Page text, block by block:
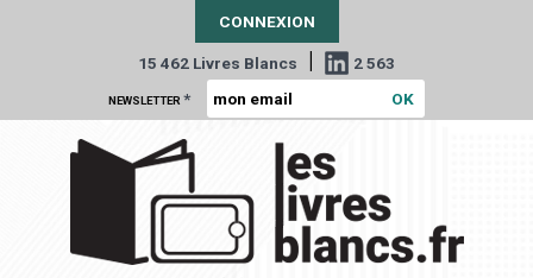
CONNEXION
15 462 Livres Blancs | 2 563
NEWSLETTER *